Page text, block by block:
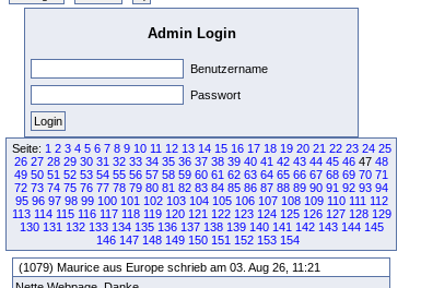
Admin Login
Benutzername
Passwort
Seite: 1 2 3 4 5 6 7 8 9 10 11 12 13 14 15 16 17 18 19 20 21 22 23 24 25
26 27 28 29 30 31 32 33 34 35 36 37 38 39 40 41 42 43 44 45 46 47 48
49 50 51 52 53 54 55 56 57 58 59 60 61 62 63 64 65 66 67 68 69 70 71
72 73 74 75 76 77 78 79 80 81 82 83 84 85 86 87 88 89 90 91 92 93 94
95 96 97 98 99 100 101 102 103 104 105 106 107 108 109 110 111 112
113 114 115 116 117 118 119 120 121 122 123 124 125 126 127 128 129
130 131 132 133 134 135 136 137 138 139 140 141 142 143 144 145
146 147 148 149 150 151 152 153 154
(1079) Maurice aus Europe schrieb am 03. Aug 26, 11:21